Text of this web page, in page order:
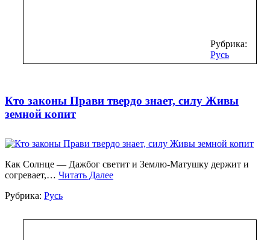
Рубрика:
Русь
Кто законы Прави твердо знает, силу Живы
земной копит
Как Солнце — Дажбог светит и Землю-Матушку держит и
согревает,… Читать Далее
Рубрика: Русь